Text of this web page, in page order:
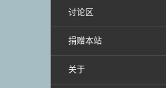
讨论区
捐赠本站
关于